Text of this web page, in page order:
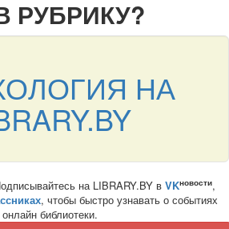
РУБРИКУ?
НА
на LIBRARY.BY в VKновости,
, чтобы быстро узнавать о событиях
онлайн библиотеки.